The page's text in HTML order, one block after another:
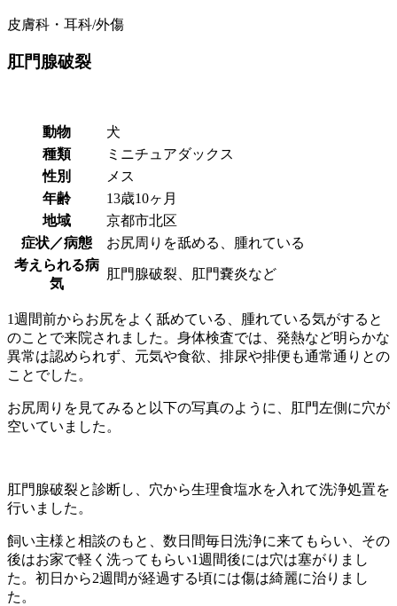
皮膚科・耳科/外傷
肛門腺破裂
動物
犬
種類
ミニチュアダックス
性別
メス
年齢
13歳10ヶ月
地域
京都市北区
症状／病態
お尻周りを舐める、腫れている
考えられる病
気
肛門腺破裂、肛門嚢炎など
1週間前からお尻をよく舐めている、腫れている気がすると
のことで来院されました。身体検査では、発熱など明らかな
異常は認められず、元気や食欲、排尿や排便も通常通りとの
ことでした。
お尻周りを見てみると以下の写真のように、肛門左側に穴が
空いていました。
肛門腺破裂と診断し、穴から生理食塩水を入れて洗浄処置を
行いました。
飼い主様と相談のもと、数日間毎日洗浄に来てもらい、その
後はお家で軽く洗ってもらい1週間後には穴は塞がりまし
た。初日から2週間が経過する頃には傷は綺麗に治りまし
た。